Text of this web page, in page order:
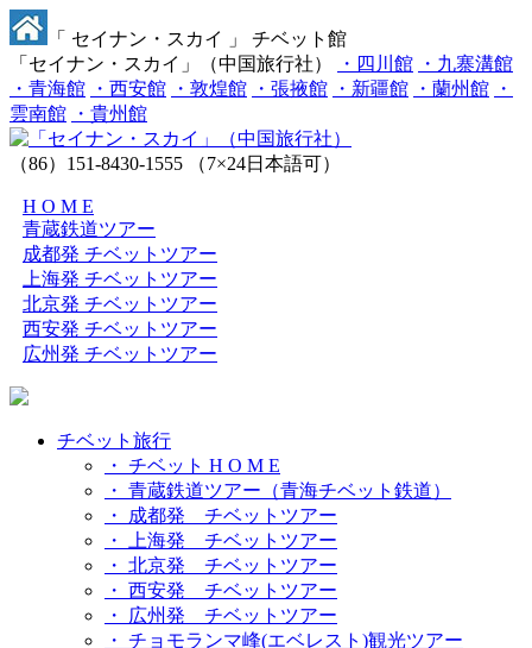
「 セイナン・スカイ 」 チベット館
「セイナン・スカイ」（中国旅行社）
・四川館
・九寨溝館
・青海館
・西安館 ・敦煌館 ・張掖館 ・新疆館 ・蘭州館
・
雲南館
・貴州館
（86）151-8430-1555 （7×24日本語可）
H O M E
青蔵鉄道ツアー
成都発 チベットツアー
上海発 チベットツアー
北京発 チベットツアー
西安発 チベットツアー
広州発 チベットツアー
チベット旅行
・ チベット H O M E
・ 青蔵鉄道ツアー（青海チベット鉄道）
・ 成都発 チベットツアー
・ 上海発 チベットツアー
・ 北京発 チベットツアー
・ 西安発 チベットツアー
・ 広州発 チベットツアー
・ チョモランマ峰(エベレスト)観光ツアー